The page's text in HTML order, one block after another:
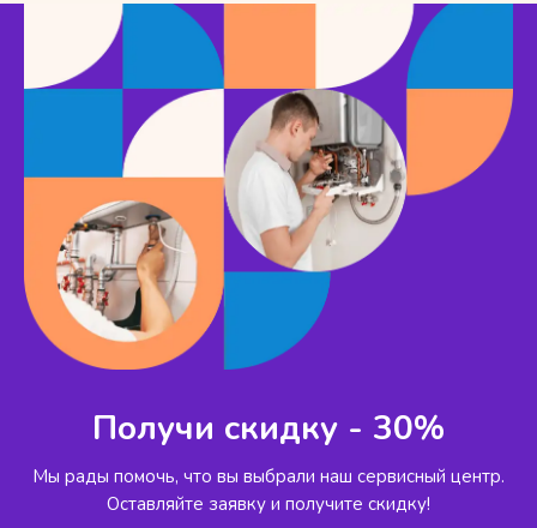
Получи скидку - 30%
Мы рады помочь, что вы выбрали наш сервисный центр.
Оставляйте заявку и получите скидку!